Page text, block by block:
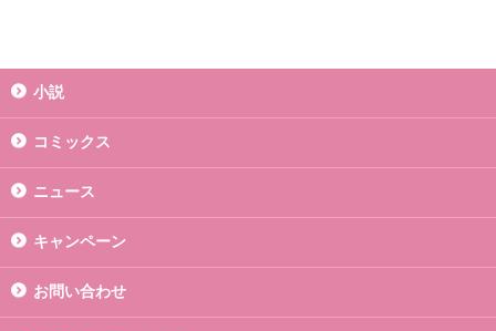
小説
コミックス
ニュース
キャンペーン
お問い合わせ